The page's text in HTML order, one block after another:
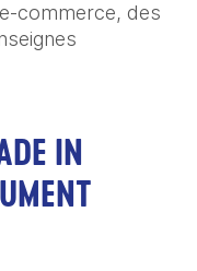
commerce, des
IN